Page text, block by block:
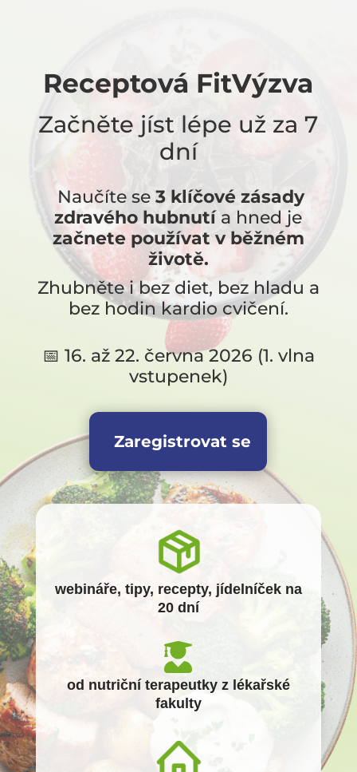
Receptová FitVýzva
Začněte jíst lépe už za 7
dní
Naučíte se 3 klíčové zásady
zdravého hubnutía hned je
začnete používat v běžném
životě.
Zhubněte i bez diet, bez hladu a
bez hodin kardio cvičení.
📅 16. až 22. června 2026 (1. vlna
vstupenek)
Zaregistrovat se
webináře, tipy, recepty, jídelníček na
20 dní

od nutriční terapeutky z lékařské
fakulty